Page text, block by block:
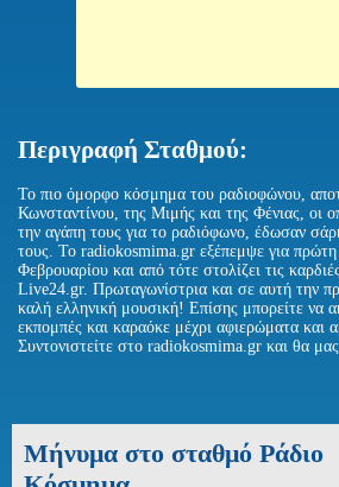
Περιγραφή Σταθμού:
Το πιο όμορφο κόσμημα του ραδιοφώνου,
Κωνσταντίνου, της Μιμής και της Φένιας, οι
την αγάπη τους για το ραδιόφωνο, έδωσαν
τους. Το radiokosmima.gr εξέπεμψε για
Φεβρουαρίου και από τότε στολίζει τις
Live24.gr. Πρωταγωνίστρια και σε αυτή την
καλή ελληνική μουσική! Επίσης μπορείτε να
εκπομπές και καραόκε μέχρι αφιερώματα και
Συντονιστείτε στο radiokosmima.gr και θα
Μήνυμα στο σταθμό Ράδιο